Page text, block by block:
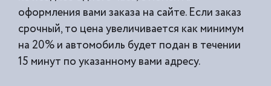
оформления вами заказа на сайте. Если заказ
срочный, то цена увеличивается как минимум
на 20% и автомобиль будет подан в течении
15 минут по указанному вами адресу.